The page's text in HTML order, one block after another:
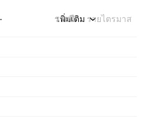
รายปี รายไตรมาส
เพิ่มเติม